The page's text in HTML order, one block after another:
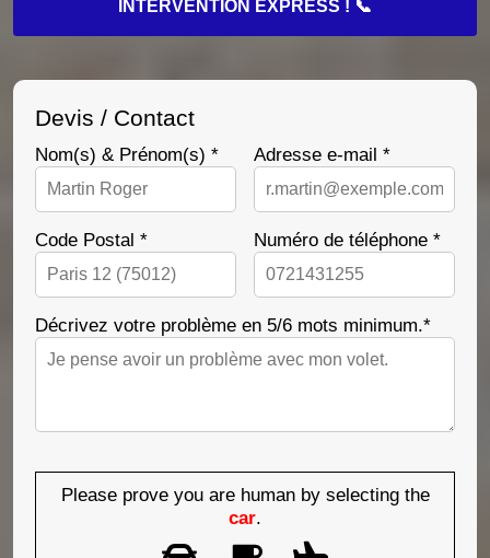
INTERVENTION EXPRESS ! 📞
Devis / Contact
Nom(s) & Prénom(s) * Adresse e-mail *
Code Postal * Numéro de téléphone *
Décrivez votre problème en 5/6 mots minimum.*
Please prove you are human by selecting the
car.